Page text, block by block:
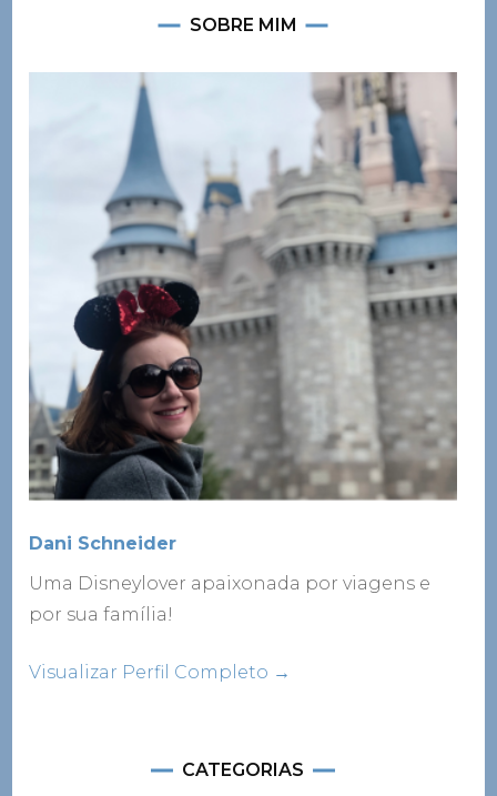
SOBRE MIM
Dani Schneider
Uma Disneylover apaixonada por viagens e
por sua família!
Visualizar Perfil Completo →
CATEGORIAS